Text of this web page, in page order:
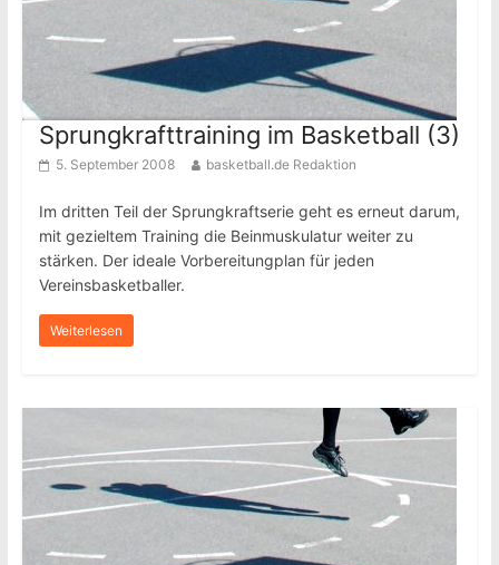
Sprungkrafttraining im Basketball (3)
5. September 2008 basketball.de Redaktion
Im dritten Teil der Sprungkraftserie geht es erneut darum,
mit gezieltem Training die Beinmuskulatur weiter zu
stärken. Der ideale Vorbereitungplan für jeden
Vereinsbasketballer.
Weiterlesen